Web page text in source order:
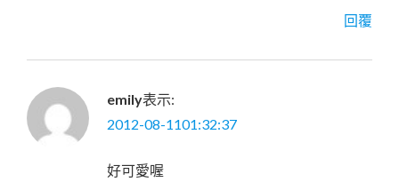
回覆
emily表示:
2012-08-1101:32:37
好可愛喔